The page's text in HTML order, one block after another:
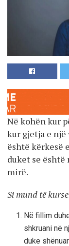
Në kohën kur
kur gjetja e një
është kërkesë
duket se
mirë.
Si mund të
Në fillim
shkruani në
duke